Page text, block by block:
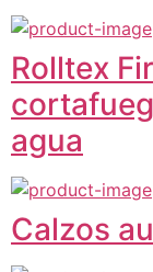
Rolltex
agua
Calzos